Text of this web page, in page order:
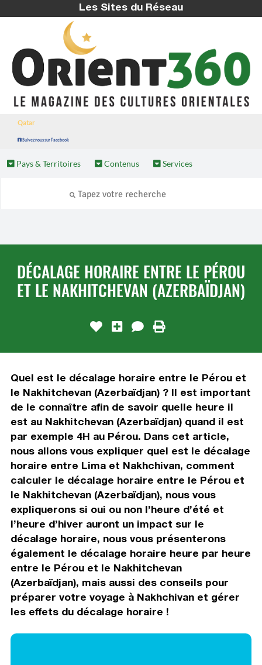
Les Sites du Réseau
Qatar
Suivez nous sur Facebook
Pays & Territoires Contenus Services
DÉCALAGE HORAIRE ENTRE LE PÉROU
ET LE NAKHITCHEVAN (AZERBAÏDJAN)
Quel est le décalage horaire entre le Pérou et
le Nakhitchevan (Azerbaïdjan) ? Il est important
de le connaître afin de savoir quelle heure il
est au Nakhitchevan (Azerbaïdjan) quand il est
par exemple 4H au Pérou. Dans cet article,
nous allons vous expliquer quel est le décalage
horaire entre Lima et Nakhchivan, comment
calculer le décalage horaire entre le Pérou et
le Nakhitchevan (Azerbaïdjan), nous vous
expliquerons si oui ou non l’heure d’été et
l’heure d’hiver auront un impact sur le
décalage horaire, nous vous présenterons
également le décalage horaire heure par heure
entre le Pérou et le Nakhitchevan
(Azerbaïdjan), mais aussi des conseils pour
préparer votre voyage à Nakhchivan et gérer
les effets du décalage horaire !